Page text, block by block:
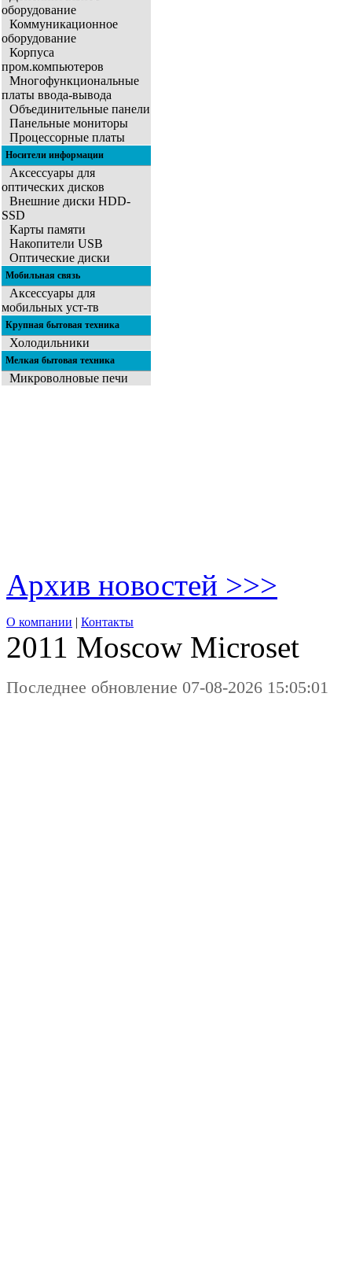
оборудование
Коммуникационное
оборудование
Корпуса
пром.компьютеров
Многофункциональные
платы ввода-вывода
Объединительные панели
Панельные мониторы
Процессорные платы
Носители информации
Аксессуары для
оптических дисков
Внешние диски HDD-
SSD
Карты памяти
Накопители USB
Оптические диски
Мобильная связь
Аксессуары для
мобильных уст-тв
Крупная бытовая техника
Холодильники
Мелкая бытовая техника
Микроволновые печи
Архив новостей >>>
О компании Контакты
2011 Moscow Microset
Последнее обновление 07-08-2026 15:05:01